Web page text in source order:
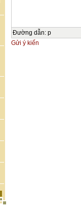
Đường dẫn: p
Gửi ý kiến